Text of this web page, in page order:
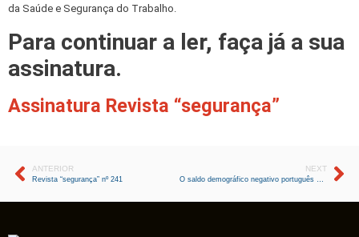
da Saúde e Segurança do Trabalho.
Para continuar a ler, faça já a sua
assinatura.
Assinatura Revista “segurança”
ANTERIOR
Revista “segurança” nº 241
NEXT
O saldo demográfico negativo português – Causas e consequências para o futuro do Trabalho e do País